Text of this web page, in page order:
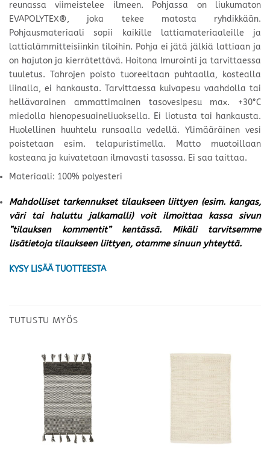
reunassa viimeistelee ilmeen. Pohjassa on liukumaton
EVAPOLYTEX®, joka tekee matosta ryhdikkään.
Pohjausmateriaali sopii kaikille lattiamateriaaleille ja
lattialämmitteisiinkin tiloihin. Pohja ei jätä jälkiä lattiaan ja
on hajuton ja kierrätettävä. Hoitona Imurointi ja tarvittaessa
tuuletus. Tahrojen poisto tuoreeltaan puhtaalla, kostealla
liinalla, ei hankausta. Tarvittaessa kuivapesu vaahdolla tai
hellävarainen ammattimainen tasovesipesu max. +30°C
miedolla hienopesuaineliuoksella. Ei liotusta tai hankausta.
Huolellinen huuhtelu runsaalla vedellä. Ylimääräinen vesi
poistetaan esim. telapuristimella. Matto muotoillaan
kosteana ja kuivatetaan ilmavasti tasossa. Ei saa taittaa.
Materiaali: 100% polyesteri
Mahdolliset tarkennukset tilaukseen liittyen (esim. kangas,
väri tai haluttu jalkamalli) voit ilmoittaa kassa sivun
”tilauksen kommentit” kentässä. Mikäli tarvitsemme
lisätietoja tilaukseen liittyen, otamme sinuun yhteyttä.
KYSY LISÄÄ TUOTTEESTA
TUTUSTU MYÖS